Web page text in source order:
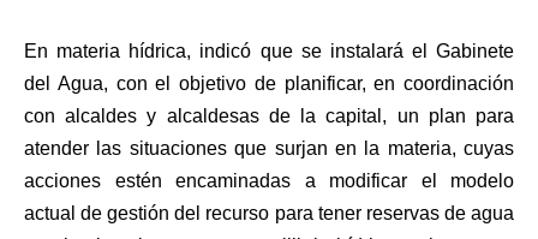
En materia hídrica, indicó que se instalará el Gabinete
del Agua, con el objetivo de planificar, en coordinación
con alcaldes y alcaldesas de la capital, un plan para
atender las situaciones que surjan en la materia, cuyas
acciones estén encaminadas a modificar el modelo
actual de gestión del recurso para tener reservas de agua